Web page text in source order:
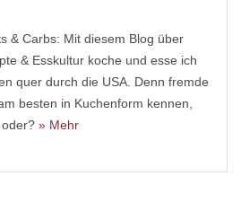
& Carbs: Mit diesem Blog über
& Esskultur koche und esse ich
quer durch die USA. Denn fremde
besten in Kuchenform kennen,
oder? » Mehr